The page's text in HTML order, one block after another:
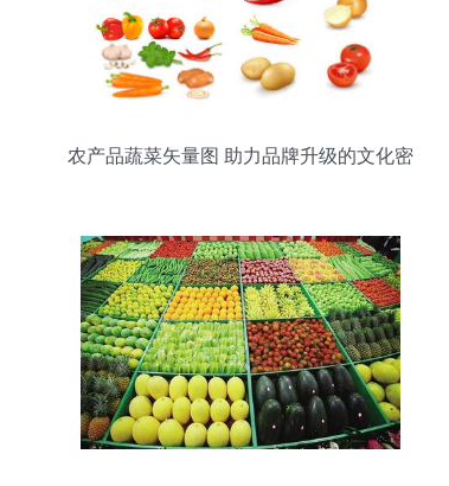
农产品蔬菜矢量图 助力品牌升级的文化密